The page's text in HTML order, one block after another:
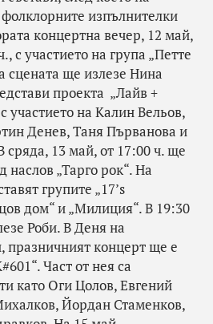
изпълнителки
концертна вечер, 12 май,
с участието на група „Петте
сцената ще излезе Нина
проекта „Лайв +
участието на Калин Вельов,
Денев, Таня Първанова и
сряда, 13 май, от 17:00 ч. ще
наслов „Тарго рок“. На
групите „17’s
дом“ и „Милиция“. В 19:30
Роби. В Деня на
празничният концерт ще е
Част от нея са
като Оги Цолов, Евгений
Йордан Стаменков,